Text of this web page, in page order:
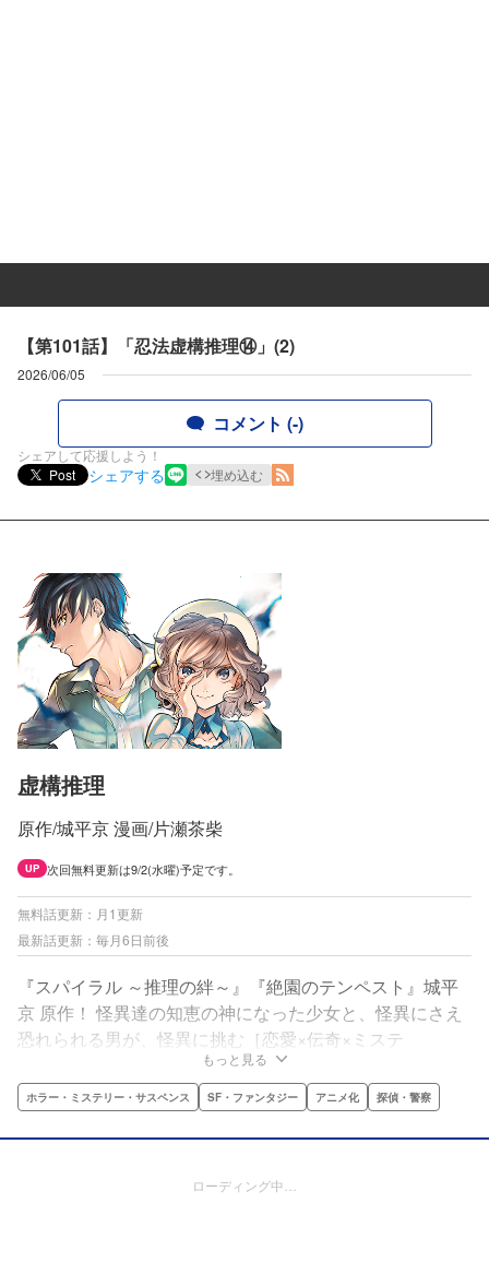
【第101話】「忍法虚構推理⑭」(2)
2026/06/05
コメント (-)
シェアして応援しよう！
Post
シェアする 埋め込む
虚構推理
原作/城平京 漫画/片瀬茶柴
UP 次回無料更新は9/2(水曜)予定です。
無料話更新：月1更新
最新話更新：毎月6日前後
『スパイラル ～推理の絆～』『絶園のテンペスト』城平
京 原作！ 怪異達の知恵の神になった少女と、怪異にさえ
恐れられる男が、怪異に挑む［恋愛×伝奇×ミステ
リ］!! “怪異”の知恵の神になった少女・岩永琴子が一目
惚れした相手・桜川九郎は、“怪異”にさえ恐れられる男だ
った!? ２人に振りかかる奇想天外な事件と、その恋の行
方は――!?
もっと見る
ホラー・ミステリー・サスペンス SF・ファンタジー アニメ化 探偵・警察
ローディング中…